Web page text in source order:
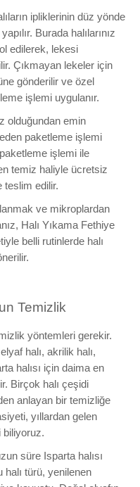
ipliklerinin düz yönde
Burada halılarınız
edilerek, lekesi
Çıkmayan lekeler için
gönderilir ve özel
işlemi uygulanır.
olduğundan emin
paketleme işlemi
işlemi ile
temiz haliyle ücretsiz
teslim edilir.
ve mikroplardan
Halı Yıkama Fethiye
belli rutinlerde halı
Temizlik
yöntemleri gerekir.
halı, akrilik halı,
halısı için daima en
Birçok halı çeşidi
anlayan bir temizliğe
yıllardan gelen
süre Isparta halısı
türü, yenilenen